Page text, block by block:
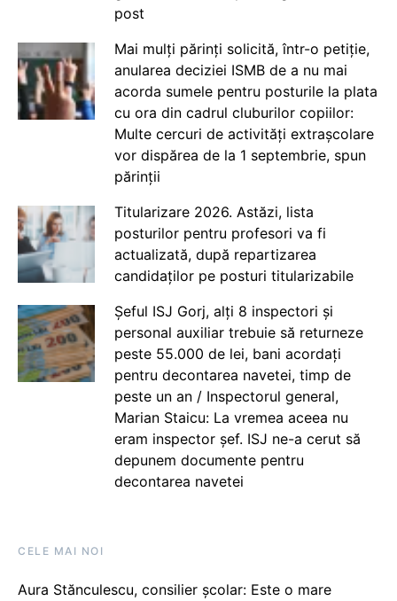
post
Mai mulți părinți solicită, într-o petiție,
anularea deciziei ISMB de a nu mai
acorda sumele pentru posturile la plata
cu ora din cadrul cluburilor copiilor:
Multe cercuri de activități extrașcolare
vor dispărea de la 1 septembrie, spun
părinții
Titularizare 2026. Astăzi, lista
posturilor pentru profesori va fi
actualizată, după repartizarea
candidaților pe posturi titularizabile
Șeful ISJ Gorj, alți 8 inspectori și
personal auxiliar trebuie să returneze
peste 55.000 de lei, bani acordați
pentru decontarea navetei, timp de
peste un an / Inspectorul general,
Marian Staicu: La vremea aceea nu
eram inspector șef. ISJ ne-a cerut să
depunem documente pentru
decontarea navetei
CELE MAI NOI
Aura Stănculescu, consilier școlar: Este o mare